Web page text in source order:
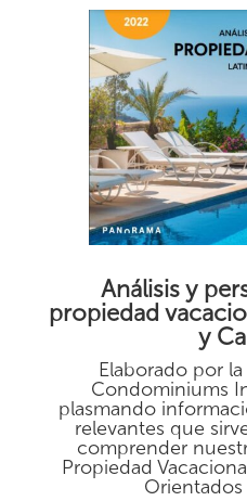
Análisis y
propiedad
y
Elaborado por
Condominiums
plasmando
relevantes que
comprender
Propiedad
Orientados